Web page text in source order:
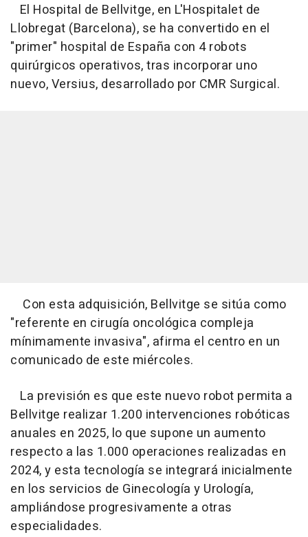
El Hospital de Bellvitge, en L'Hospitalet de
Llobregat (Barcelona), se ha convertido en el
"primer" hospital de España con 4 robots
quirúrgicos operativos, tras incorporar uno
nuevo, Versius, desarrollado por CMR Surgical.
Con esta adquisición, Bellvitge se sitúa como
"referente en cirugía oncológica compleja
mínimamente invasiva", afirma el centro en un
comunicado de este miércoles.
La previsión es que este nuevo robot permita a
Bellvitge realizar 1.200 intervenciones robóticas
anuales en 2025, lo que supone un aumento
respecto a las 1.000 operaciones realizadas en
2024, y esta tecnología se integrará inicialmente
en los servicios de Ginecología y Urología,
ampliándose progresivamente a otras
especialidades.